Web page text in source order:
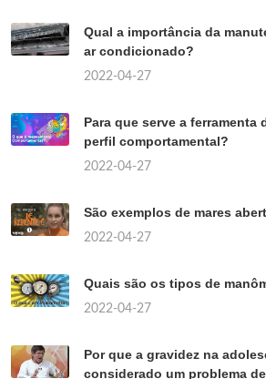
Qual a importância da
ar condicionado?
2022-04-27
Para que serve a ferramenta
perfil comportamental?
2022-04-27
São exemplos de mares
2022-04-27
Quais são os tipos de
2022-04-27
Por que a gravidez na
considerado um problema